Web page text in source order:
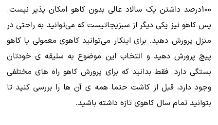
100درصد داشتن یک سالاد عالی بدون کاهو امکان پذیر نیست.
پس کاهو نیز یکی دیگر از سبزیجاتیست که می‌توانید به راحتی در
منزل پرورش دهید. برای اینکار می‌توانید کاهو‌ی معمولی یا کاهو
پیچ پرورش دهید و انتخاب این موضوع به سلیقه ی خودتان
بستگی دارد. فقط بدانید که برای پرورش کاهو راه های مختلفی
وجود دارد، قبل از کاشت حتما همه ی آن ها را بررسی کنید تا
بتوانید تمام سال کاهوی تازه داشته باشید.